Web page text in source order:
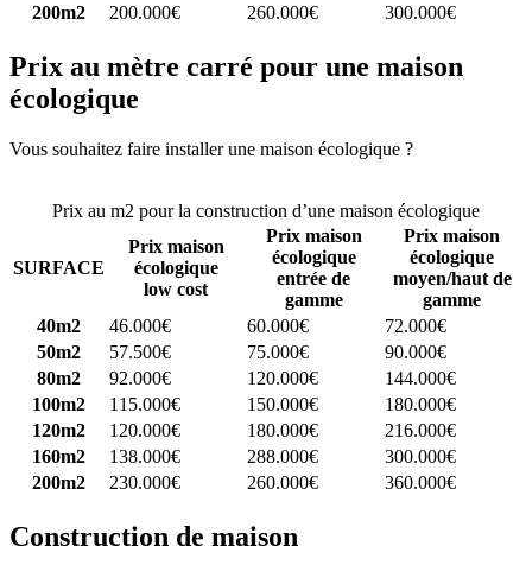
200m2
200.000€ 260.000€ 300.000€
Prix au mètre carré pour une maison
écologique
Vous souhaitez faire installer une maison écologique ?
Prix au m2 pour la construction d’une maison écologique
SURFACE
Prix maison
écologique
low cost
Prix maison
écologique
entrée de
gamme
Prix maison
écologique
moyen/haut de
gamme
40m2
46.000€ 60.000€
72.000€
50m2
57.500€ 75.000€
90.000€
80m2
92.000€ 120.000€
144.000€
100m2
115.000€ 150.000€
180.000€
120m2
120.000€ 180.000€
216.000€
160m2
138.000€ 288.000€
300.000€
200m2
230.000€ 260.000€ 360.000€
Construction de maison